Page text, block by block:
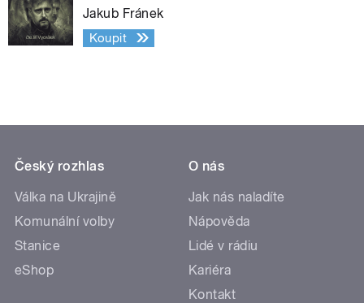
Jakub Fránek
Koupit
Český rozhlas
Válka na Ukrajině
Komunální volby
Stanice
eShop
O nás
Jak nás naladíte
Nápověda
Lidé v rádiu
Kariéra
Kontakt